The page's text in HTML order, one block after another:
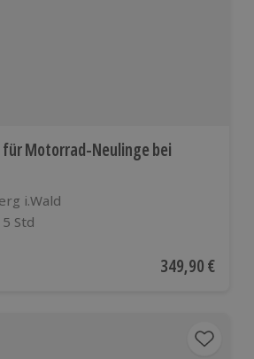
Motorrad-Neulinge bei
i.Wald
5 Std
Aktueller Preis
349,90 €